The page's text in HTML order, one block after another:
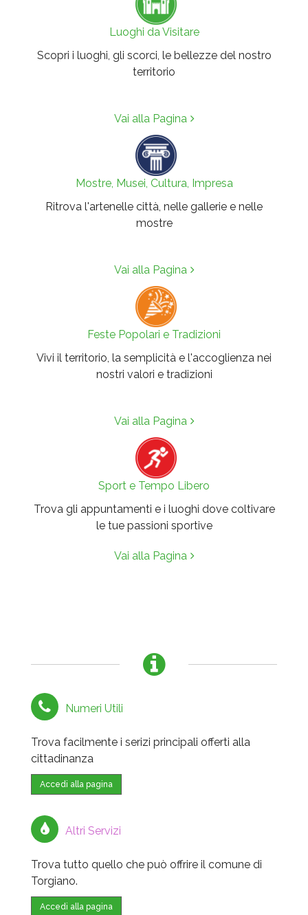
Luoghi da Visitare
Scopri i luoghi, gli scorci, le bellezze del nostro
territorio
Vai alla Pagina
Mostre, Musei, Cultura, Impresa
Ritrova l'artenelle città, nelle gallerie e nelle
mostre
Vai alla Pagina
Feste Popolari e Tradizioni
Vivi il territorio, la semplicità e l'accoglienza nei
nostri valori e tradizioni
Vai alla Pagina
Sport e Tempo Libero
Trova gli appuntamenti e i luoghi dove coltivare
le tue passioni sportive
Vai alla Pagina
Numeri Utili
Trova facilmente i serizi principali offerti alla
cittadinanza
Accedi alla pagina
Altri Servizi
Trova tutto quello che può offrire il comune di
Torgiano.
Accedi alla pagina